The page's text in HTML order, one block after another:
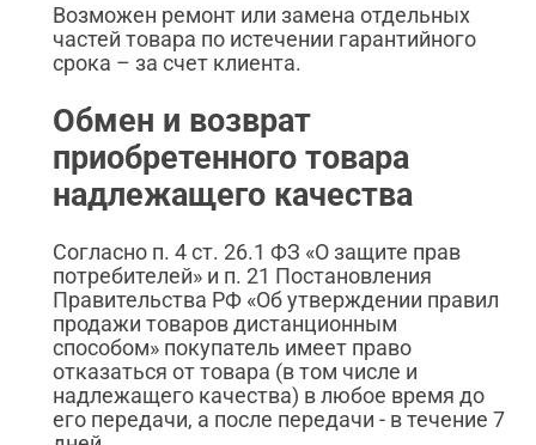
Возможен ремонт или замена отдельных
частей товара по истечении гарантийного
срока – за счет клиента.
Обмен и возврат
приобретенного товара
надлежащего качества
Согласно п. 4 ст. 26.1 ФЗ «О защите прав
потребителей» и п. 21 Постановления
Правительства РФ «Об утверждении правил
продажи товаров дистанционным
способом» покупатель имеет право
отказаться от товара (в том числе и
надлежащего качества) в любое время до
его передачи, а после передачи - в течение 7